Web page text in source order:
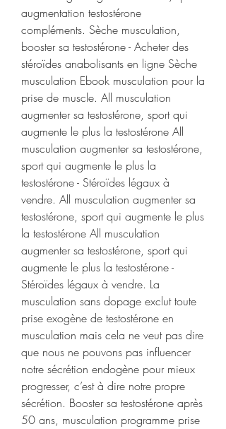
augmentation testostérone
compléments. Sèche musculation,
booster sa testostérone - Acheter des
stéroïdes anabolisants en ligne Sèche
musculation Ebook musculation pour la
prise de muscle. All musculation
augmenter sa testostérone, sport qui
augmente le plus la testostérone All
musculation augmenter sa testostérone,
sport qui augmente le plus la
testostérone - Stéroïdes légaux à
vendre. All musculation augmenter sa
testostérone, sport qui augmente le plus
la testostérone All musculation
augmenter sa testostérone, sport qui
augmente le plus la testostérone -
Stéroïdes légaux à vendre. La
musculation sans dopage exclut toute
prise exogène de testostérone en
musculation mais cela ne veut pas dire
que nous ne pouvons pas influencer
notre sécrétion endogène pour mieux
progresser, c’est à dire notre propre
sécrétion. Booster sa testostérone après
50 ans, musculation programme prise